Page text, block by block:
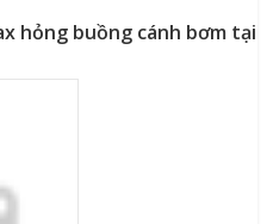
hỏng buồng cánh bơm tại